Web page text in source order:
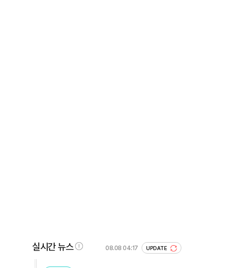
실시간 뉴스 08.08 04:17 UPDATE